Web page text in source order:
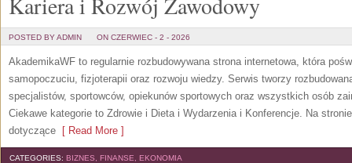
POSTED BY ADMIN ON CZERWIEC - 2 - 2026
AkademikaWF to regularnie rozbudowywana strona internetowa, która
samopoczuciu, fizjoterapii oraz rozwoju wiedzy. Serwis tworzy
specjalistów, sportowców, opiekunów sportowych oraz wszystkich osób
Ciekawe kategorie to Zdrowie i Dieta i Wydarzenia i Konferencje. Na
dotyczące [ Read More ]
CATEGORIES: BIZNES, FINANSE, EKONOMIA